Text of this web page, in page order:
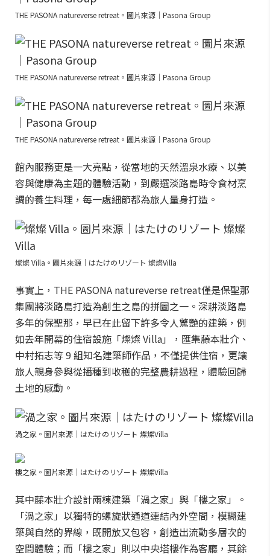
THE PASONA natureverse retreat。圖片來源｜Pasona Group
THE PASONA natureverse retreat。圖片來源｜Pasona Group
THE PASONA natureverse retreat。圖片來源｜Pasona Group
館內服務更是一大亮點，從當地的天然溫泉水療、以美
容與健康為主題的體驗活動，到嚴選淡路島時令食材烹
調的養生料理，每一處細節都為旅人量身打造。
燦燦 Villa。圖片來源｜はたけのリゾート 燦燦Villa
事實上，THE PASONA natureverse retreat僅是保聖那
集團將淡路島打造為創生之島的拼圖之一。深耕淡路島
多年的保聖那，早已在此留下許多令人驚艷的建築，例
如去年開幕的住宿設施「燦燦 Villa」，匯集藤本壯介、
中村拓志等 9 組知名建築師作品，不僅提供住宿，更讓
旅人親身參與從播種到收穫的完整農耕過程，體驗回歸
土地的感動。
渦之家。圖片來源｜はたけのリゾート 燦燦Villa
樓之家。圖片來源｜はたけのリゾート 燦燦Villa
其中藤本壯介設計兩棟建築「渦之家」與「樓之家」。
「渦之家」以獨特的螺旋狀通道連結內外空間，模糊建
築與自然的界線，既開放又包容，創造出流動多層次的
空間體驗；而「樓之家」則以中央塔樓作為客廳，其餘